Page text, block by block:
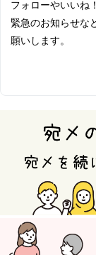
フォローやいいね
緊急のお知らせな
願いします。